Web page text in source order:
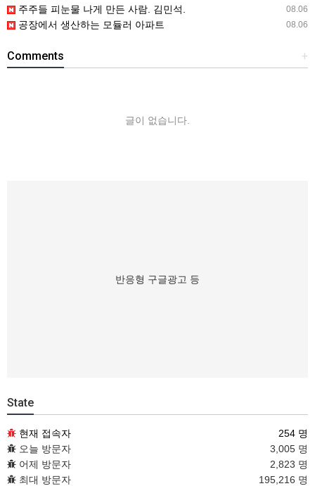
08.06
주주들 피눈물 나게 만든 사람. 김민석.
08.06
공장에서 생산하는 모듈러 아파트
+
Comments
글이 없습니다.
반응형 구글광고 등
State
현재 접속자
254 명
오늘 방문자
3,005 명
어제 방문자
2,823 명
최대 방문자
195,216 명